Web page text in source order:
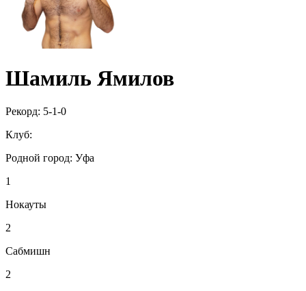
Шамиль Ямилов
Рекорд: 5-1-0
Клуб:
Родной город: Уфа
1
Нокауты
2
Сабмишн
2